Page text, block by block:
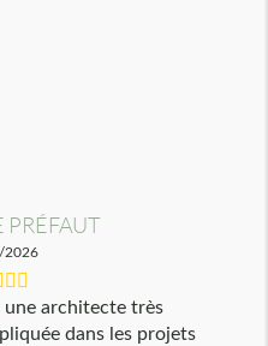
PRÉFAUT
architecte très
dans les projets